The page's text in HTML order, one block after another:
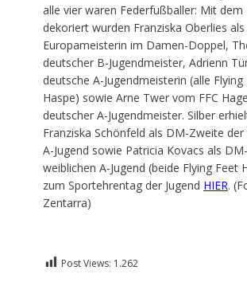
alle vier waren Federfußballer: Mit dem
dekoriert wurden Franziska Oberlies als
Europameisterin im Damen-Doppel,
deutscher B-Jugendmeister, Adrienn
deutsche A-Jugendmeisterin (alle Flying
Haspe) sowie Arne Twer vom FFC
deutscher A-Jugendmeister. Silber
Franziska Schönfeld als DM-Zweite der
A-Jugend sowie Patricia Kovacs als
weiblichen A-Jugend (beide Flying Feet
zum Sportehrentag der Jugend HIER.
Zentarra)
Post Views: 1.262